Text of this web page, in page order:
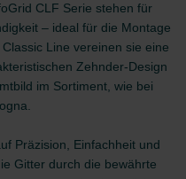
CLF Serie stehen für
– ideal für die Montage
Line vereinen sie eine
Zehnder-Design
im Sortiment, wie bei
Präzision, Einfachheit und
Gitter durch die bewährte